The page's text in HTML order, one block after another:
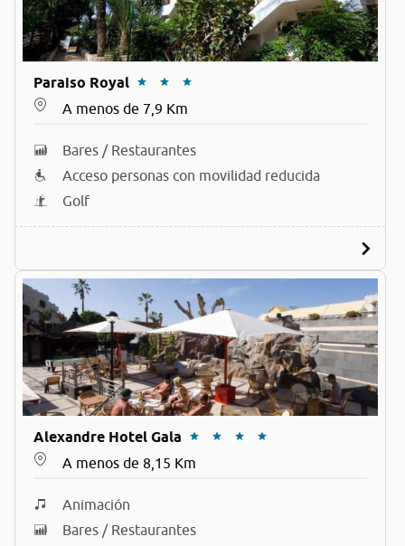
Paraiso Royal
A menos de 7,9 Km
Bares / Restaurantes
Acceso personas con movilidad reducida
Golf
Alexandre Hotel Gala
A menos de 8,15 Km
Animación
Bares / Restaurantes